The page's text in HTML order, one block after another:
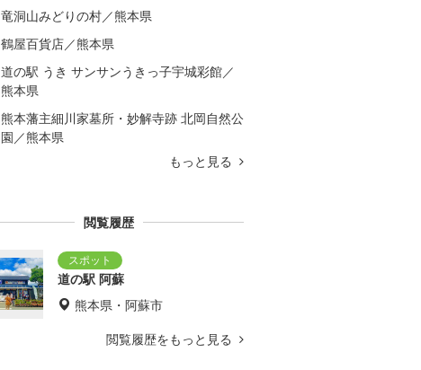
竜洞山みどりの村／熊本県
鶴屋百貨店／熊本県
道の駅 うき サンサンうきっ子宇城彩館／
熊本県
熊本藩主細川家墓所・妙解寺跡 北岡自然公
園／熊本県
もっと見る
閲覧履歴
道の駅 阿蘇
熊本県・阿蘇市
閲覧履歴をもっと見る